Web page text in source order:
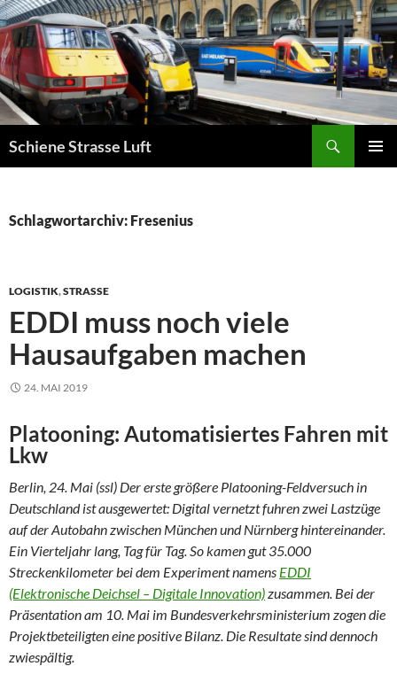
Zum
Inhalt
springen
Schiene Strasse Luft
Schlagwortarchiv: Fresenius
LOGISTIK,STRASSE
EDDI muss noch viele
Hausaufgaben machen
24. MAI 2019
Platooning: Automatisiertes Fahren mit
Lkw
Berlin, 24. Mai (ssl) Der erste größere Platooning-Feldversuch in
Deutschland ist ausgewertet: Digital vernetzt fuhren zwei Lastzüge
auf der Autobahn zwischen München und Nürnberg hintereinander.
Ein Vierteljahr lang, Tag für Tag. So kamen gut 35.000
Streckenkilometer bei dem Experiment namens EDDI
(Elektronische Deichsel – Digitale Innovation)zusammen. Bei der
Präsentation am 10. Mai im Bundesverkehrsministerium zogen die
Projektbeteiligten eine positive Bilanz. Die Resultate sind dennoch
zwiespältig.